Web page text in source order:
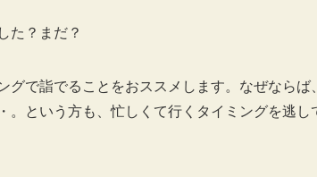
た？まだ？
グで詣でることをおススメします。なぜならば
という方も、忙しくて行くタイミングを逃し